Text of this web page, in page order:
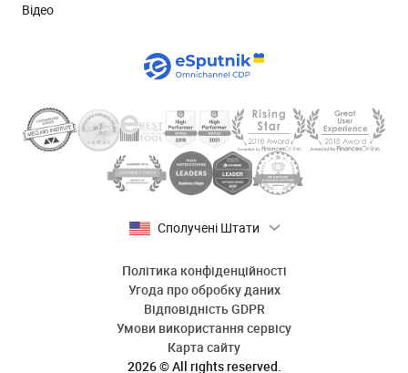
Відео
Сполучені Штати
2026 © All rights reserved.
Політика конфіденційності
Угода про обробку даних
Відповідність GDPR
Умови використання сервісу
Карта сайту